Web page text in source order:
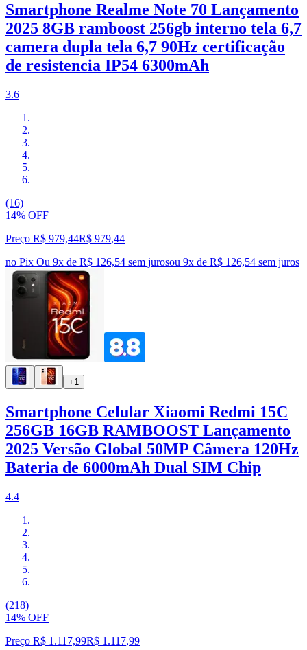
Smartphone Realme Note 70 Lançamento
2025 8GB ramboost 256gb interno tela 6,7
camera dupla tela 6,7 90Hz certificação
de resistencia IP54 6300mAh
3.6
(16)
14% OFF
Preço R$ 979,44R$ 979,44
no Pix Ou 9x de R$ 126,54 sem jurosou 9x de R$ 126,54 sem juros
+1
Smartphone Celular Xiaomi Redmi 15C
256GB 16GB RAMBOOST Lançamento
2025 Versão Global 50MP Câmera 120Hz
Bateria de 6000mAh Dual SIM Chip
4.4
(218)
14% OFF
Preço R$ 1.117,99R$ 1.117,99